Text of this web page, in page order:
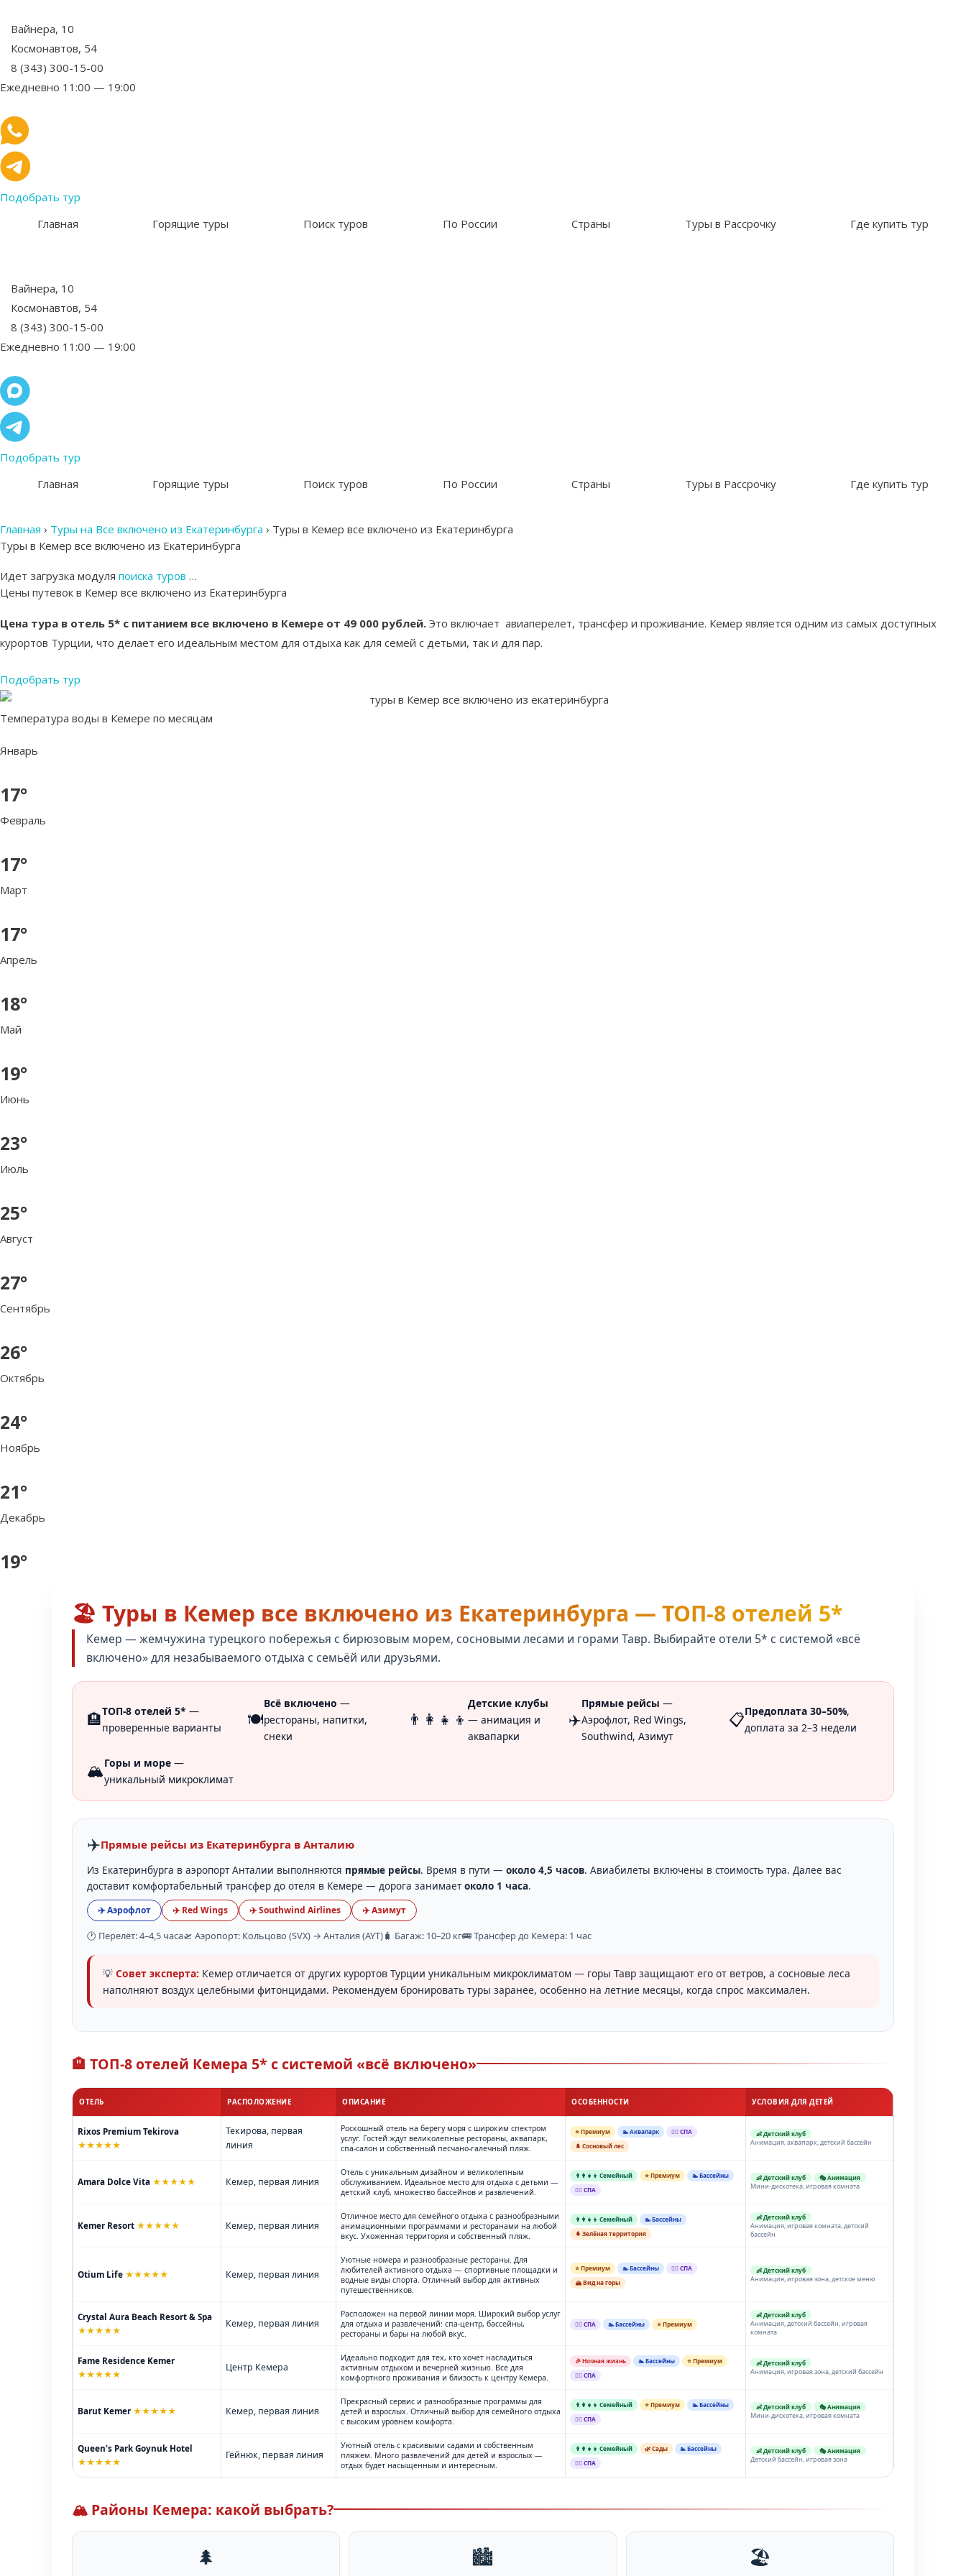
Вайнера, 10
Космонавтов, 54
8 (343) 300-15-00
Ежедневно 11:00 — 19:00
Подобрать тур
Главная
Горящие туры Поиск туров По России Страны Туры в Рассрочку Где купить тур
Вайнера, 10
Космонавтов, 54
8 (343) 300-15-00
Ежедневно 11:00 — 19:00
Подобрать тур
Главная
Горящие туры Поиск туров По России Страны Туры в Рассрочку Где купить тур
Главная › Туры на Все включено из Екатеринбурга › Туры в Кемер все включено из Екатеринбурга
Туры в Кемер все включено из Екатеринбурга
Идет загрузка модуля поиска туров …
Цены путевок в Кемер все включено из Екатеринбурга
Цена тура в отель 5* с питанием все включено в Кемере от 49 000 рублей. Это включает авиаперелет, трансфер и проживание. Кемер является одним из самых доступных
курортов Турции, что делает его идеальным местом для отдыха как для семей с детьми, так и для пар.
Подобрать тур
Температура воды в Кемере по месяцам
Январь
17°
Февраль
17°
Март
17°
Апрель
18°
Май
19°
Июнь
23°
Июль
25°
Август
27°
Сентябрь
26°
Октябрь
24°
Ноябрь
21°
Декабрь
19°
🏖️ Туры в Кемер все включено из Екатеринбурга — ТОП-8 отелей 5*
Кемер — жемчужина турецкого побережья с бирюзовым морем, сосновыми лесами и горами Тавр. Выбирайте отели 5* с системой «всё
включено» для незабываемого отдыха с семьёй или друзьями.
🏨ТОП-8 отелей 5* —
проверенные варианты
🍽️
Всё включено —
рестораны, напитки,
снеки
👨‍👩‍👧‍👦
Детские клубы
— анимация и
аквапарки
✈️
Прямые рейсы —
Аэрофлот, Red Wings,
Southwind, Азимут
📋Предоплата 30–50%,
доплата за 2–3 недели
🏔️Горы и море —
уникальный микроклимат
✈️Прямые рейсы из Екатеринбурга в Анталию
Из Екатеринбурга в аэропорт Анталии выполняются прямые рейсы. Время в пути — около 4,5 часов. Авиабилеты включены в стоимость тура. Далее вас
доставит комфортабельный трансфер до отеля в Кемере — дорога занимаетоколо 1 часа.
✈️ Аэрофлот ✈️ Red Wings ✈️ Southwind Airlines ✈️ Азимут
🕐 Перелёт: 4–4,5 часа🛫 Аэропорт: Кольцово (SVX) → Анталия (AYT)🧳 Багаж: 10–20 кг🚌 Трансфер до Кемера: 1 час
💡 Совет эксперта: Кемер отличается от других курортов Турции уникальным микроклиматом — горы Тавр защищают его от ветров, а сосновые леса
наполняют воздух целебными фитонцидами. Рекомендуем бронировать туры заранее, особенно на летние месяцы, когда спрос максимален.
🏨 ТОП-8 отелей Кемера 5* с системой «всё включено»
ОТЕЛЬ РАСПОЛОЖЕНИЕ ОПИСАНИЕ ОСОБЕННОСТИ УСЛОВИЯ ДЛЯ ДЕТЕЙ
Rixos Premium Tekirova
★★★★★
Текирова, первая
линия
Роскошный отель на берегу моря с широким спектром
услуг. Гостей ждут великолепные рестораны, аквапарк,
спа-салон и собственный песчано-галечный пляж.
⭐ Премиум 🏊 Аквапарк
💆‍♂️ СПА
🌲 Сосновый лес
👶 Детский клуб
Анимация, аквапарк, детский бассейн
Amara Dolce Vita ★★★★★ Кемер, первая линия
Отель с уникальным дизайном и великолепным
обслуживанием. Идеальное место для отдыха с детьми —
детский клуб, множество бассейнов и развлечений.
👨‍👩‍👧‍👦 Семейный ⭐ Премиум
🏊 Бассейны
💆‍♂️ СПА
👶 Детский клуб 🎭 Анимация
Мини-дискотека, игровая комната
Kemer Resort ★★★★★ Кемер, первая линия
Отличное место для семейного отдыха с разнообразными
анимационными программами и ресторанами на любой
вкус. Ухоженная территория и собственный пляж.
👨‍👩‍👧‍👦 Семейный
🏊 Бассейны
🌲 Зелёная территория
👶 Детский клуб
Анимация, игровая комната, детский
бассейн
Otium Life ★★★★★ Кемер, первая линия
Уютные номера и разнообразные рестораны. Для
любителей активного отдыха — спортивные площадки и
водные виды спорта. Отличный выбор для активных
путешественников.
⭐ Премиум 🏊 Бассейны
💆‍♂️ СПА
🏔️ Вид на горы
👶 Детский клуб
Анимация, игровая зона, детское меню
Crystal Aura Beach Resort & Spa
★★★★★
Кемер, первая линия
Расположен на первой линии моря. Широкий выбор услуг
для отдыха и развлечений: спа-центр, бассейны,
рестораны и бары на любой вкус.
💆‍♂️ СПА 🏊 Бассейны ⭐ Премиум
👶 Детский клуб
Анимация, детский бассейн, игровая
комната
Fame Residence Kemer
★★★★★
Центр Кемера
Идеально подходит для тех, кто хочет насладиться
активным отдыхом и вечерней жизнью. Все для
комфортного проживания и близость к центру Кемера.
🎉 Ночная жизнь 🏊 Бассейны
⭐ Премиум
💆‍♂️ СПА
👶 Детский клуб
Анимация, игровая зона, детский бассейн
Barut Kemer ★★★★★ Кемер, первая линия
Прекрасный сервис и разнообразные программы для
детей и взрослых. Отличный выбор для семейного отдыха
с высоким уровнем комфорта.
👨‍👩‍👧‍👦 Семейный ⭐ Премиум
🏊 Бассейны
💆‍♂️ СПА
👶 Детский клуб 🎭 Анимация
Мини-дискотека, игровая комната
Queen's Park Goynuk Hotel
★★★★★
Гёйнюк, первая линия
Уютный отель с красивыми садами и собственным
пляжем. Много развлечений для детей и взрослых —
отдых будет насыщенным и интересным.
👨‍👩‍👧‍👦 Семейный 🌿 Сады
🏊 Бассейны
💆‍♂️ СПА
👶 Детский клуб 🎭 Анимация
Детский бассейн, игровая зона
🏔️ Районы Кемера: какой выбрать?
🌲 🏙️ 🏖️